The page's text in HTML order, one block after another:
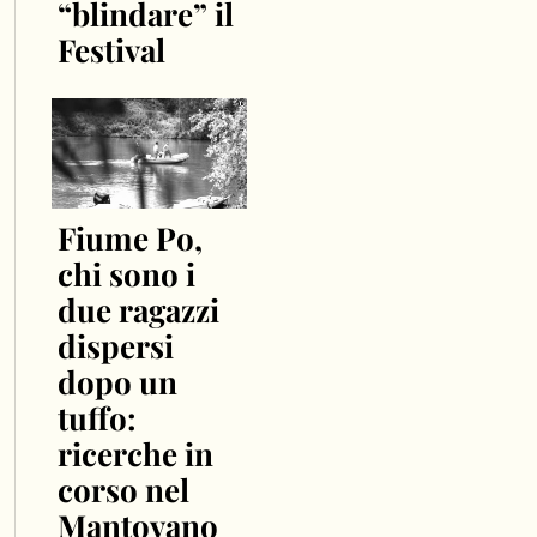
“blindare” il
Festival
Fiume Po,
chi sono i
due ragazzi
dispersi
dopo un
tuffo:
ricerche in
corso nel
Mantovano